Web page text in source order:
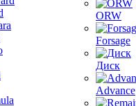
ORW
Forsage
Диск
Advance